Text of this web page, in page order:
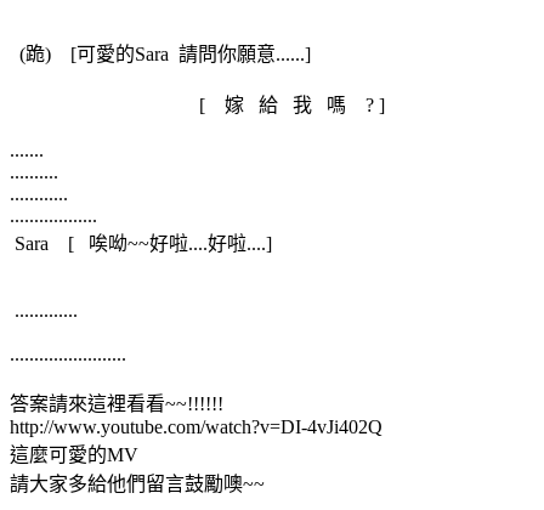
(跪) [可愛的Sara 請問你願意......]
[ 嫁 給 我 嗎 ? ]
.......
..........
............
..................
Sara [ 唉呦~~好啦....好啦....]
.............
........................
答案請來這裡看看~~!!!!!!
http://www.youtube.com/watch?v=DI-4vJi402Q
這麼可愛的MV
請大家多給他們留言鼓勵噢~~